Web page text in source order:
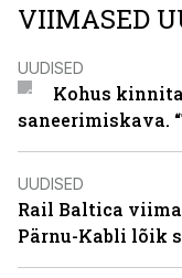
VIIMASED
UUDISED
Kohus
saneerimiskava.
UUDISED
Rail Baltica
Pärnu-Kabli lõik